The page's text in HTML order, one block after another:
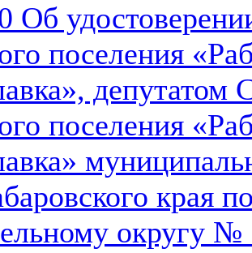
поселения
депутатом
поселения
края
округу №